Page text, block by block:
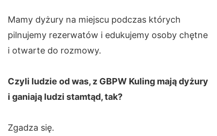
Mamy dyżury na miejscu podczas których
pilnujemy rezerwatów i edukujemy osoby chętne
i otwarte do rozmowy.
Czyli ludzie od was, z GBPW Kuling mają dyżury
i ganiają ludzi stamtąd, tak?
Zgadza się.